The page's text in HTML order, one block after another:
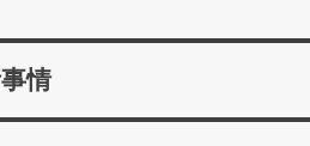
情